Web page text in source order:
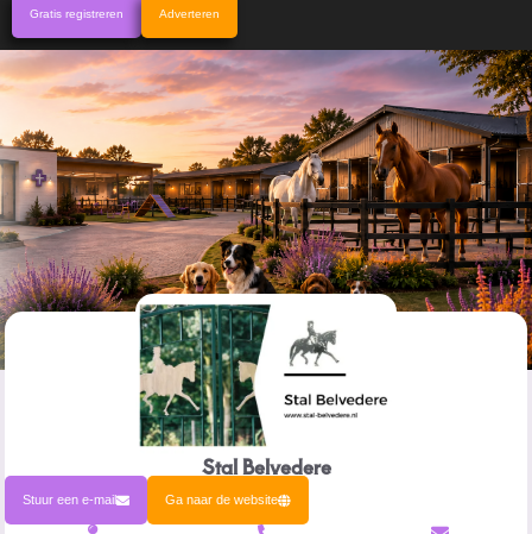
Gratis registreren Adverteren
Stal Belvedere
Stuur een e-mail Ga naar de website